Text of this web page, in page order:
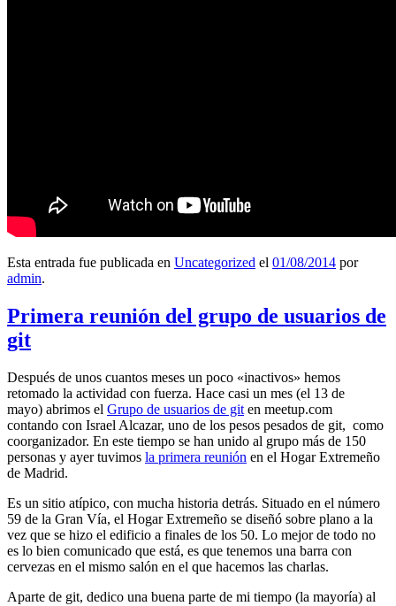
Esta entrada fue publicada en Uncategorized el 01/08/2014 por
admin.
Primera reunión del grupo de usuarios de
git
Después de unos cuantos meses un poco «inactivos» hemos
retomado la actividad con fuerza. Hace casi un mes (el 13 de
mayo) abrimos el Grupo de usuarios de git en meetup.com
contando con Israel Alcazar, uno de los pesos pesados de git, como
coorganizador. En este tiempo se han unido al grupo más de 150
personas y ayer tuvimos la primera reunión en el Hogar Extremeño
de Madrid.
Es un sitio atípico, con mucha historia detrás. Situado en el número
59 de la Gran Vía, el Hogar Extremeño se diseñó sobre plano a la
vez que se hizo el edificio a finales de los 50. Lo mejor de todo no
es lo bien comunicado que está, es que tenemos una barra con
cervezas en el mismo salón en el que hacemos las charlas.
Aparte de git, dedico una buena parte de mi tiempo (la mayoría) al